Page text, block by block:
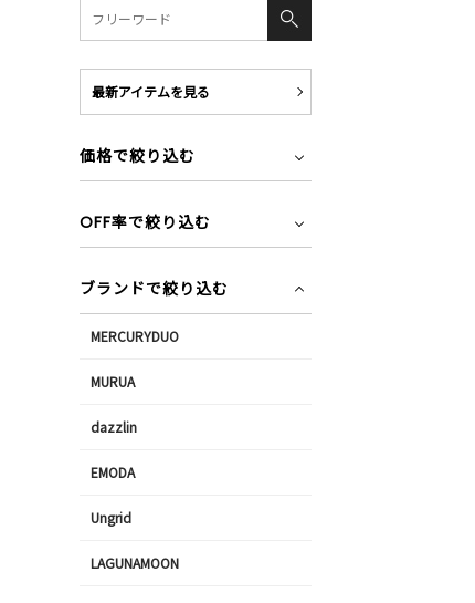
最新アイテムを見る
価格で絞り込む
OFF率で絞り込む
ブランドで絞り込む
MERCURYDUO
MURUA
dazzlin
EMODA
Ungrid
LAGUNAMOON